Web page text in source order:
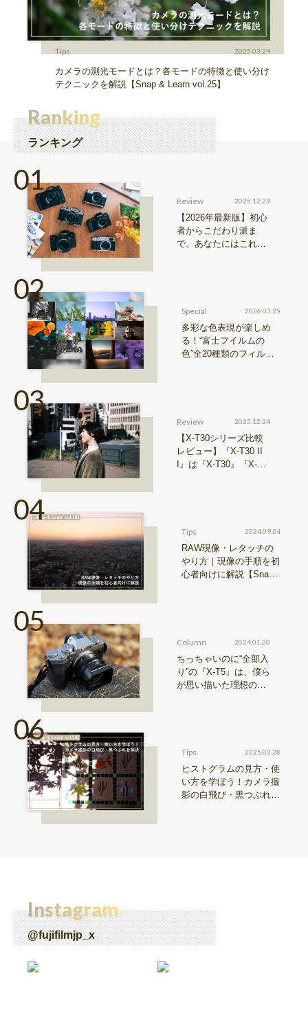
Tips 2025.03.24
カメラの測光モードとは？各モードの特徴と使い分け
テクニックを解説【Snap & Learn vol.25】
Ranking
ランキング
Review 2025.12.29
【2026年最新版】初心
者からこだわり派ま
で、あなたにはこれが
Special 2026.03.25
多彩な色表現が楽しめ
る！“富士フイルムの
色”全20種類のフィルム
Review 2025.12.24
【X-T30シリーズ比較
レビュー】『X-T30 II
I』は『X-T30』『X-T3
Tips 2024.09.24
RAW現像・レタッチの
やり方｜現像の手順を初
心者向けに解説【Snap
Column 2024.01.30
ちっちゃいのに“全部入
り”の『X-T5』は、僕ら
が思い描いた理想の写
Tips 2025.03.28
ヒストグラムの見方・使
い方を学ぼう！カメラ撮
影の白飛び・黒つぶれを
Instagram
@fujifilmjp_x